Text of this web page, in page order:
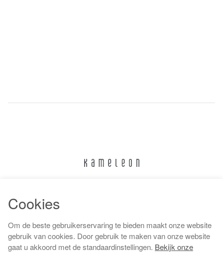
Algemene voorwaarden
Cookies
Om de beste gebruikerservaring te bieden maakt onze website
gebruik van cookies. Door gebruik te maken van onze website
gaat u akkoord met de standaardinstellingen. Bekijk onze